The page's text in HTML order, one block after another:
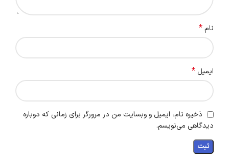
نام*
ایمیل *
ذخیره نام، ایمیل و وبسایت من در مرورگر برای زمانی که دوباره
دیدگاهی می‌نویسم.